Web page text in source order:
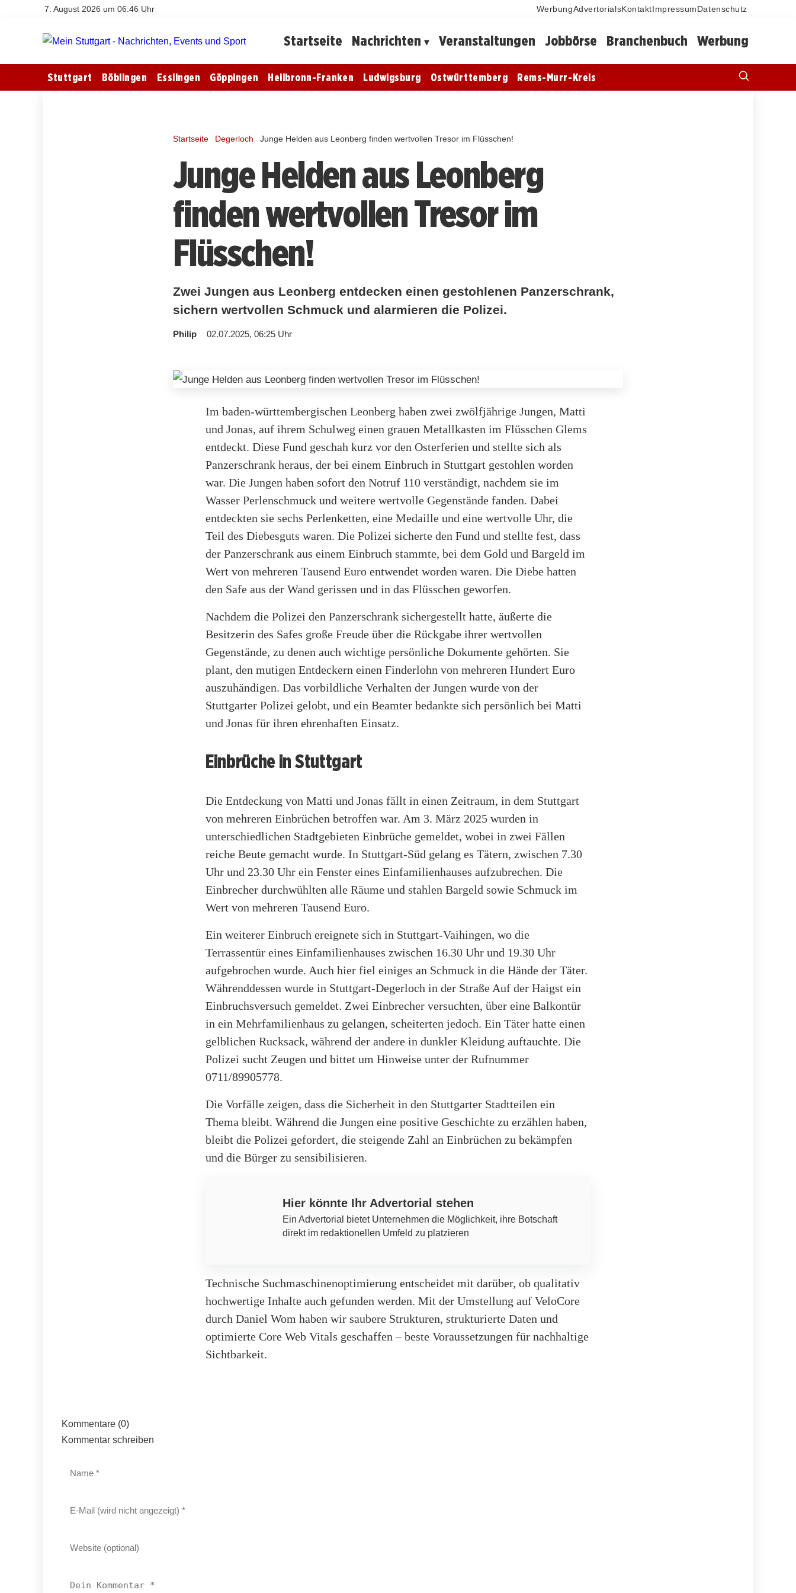
7. August 2026 um 06:46 Uhr WerbungAdvertorialsKontakt Impressum Datenschutz
Startseite Nachrichten Veranstaltungen Jobbörse Branchenbuch Werbung
Stuttgart Böblingen Esslingen Göppingen Heilbronn-Franken Ludwigsburg Ostwürttemberg Rems-Murr-Kreis
Startseite Degerloch Junge Helden aus Leonberg finden wertvollen Tresor im Flüsschen!
Junge Helden aus Leonberg
finden wertvollen Tresor im
Flüsschen!
Zwei Jungen aus Leonberg entdecken einen gestohlenen Panzerschrank,
sichern wertvollen Schmuck und alarmieren die Polizei.
Philip 02.07.2025, 06:25 Uhr
Im baden-württembergischen Leonberg haben zwei zwölfjährige Jungen, Matti
und Jonas, auf ihrem Schulweg einen grauen Metallkasten im Flüsschen Glems
entdeckt. Diese Fund geschah kurz vor den Osterferien und stellte sich als
Panzerschrank heraus, der bei einem Einbruch in Stuttgart gestohlen worden
war. Die Jungen haben sofort den Notruf 110 verständigt, nachdem sie im
Wasser Perlenschmuck und weitere wertvolle Gegenstände fanden. Dabei
entdeckten sie sechs Perlenketten, eine Medaille und eine wertvolle Uhr, die
Teil des Diebesguts waren. Die Polizei sicherte den Fund und stellte fest, dass
der Panzerschrank aus einem Einbruch stammte, bei dem Gold und Bargeld im
Wert von mehreren Tausend Euro entwendet worden waren. Die Diebe hatten
den Safe aus der Wand gerissen und in das Flüsschen geworfen.
Nachdem die Polizei den Panzerschrank sichergestellt hatte, äußerte die
Besitzerin des Safes große Freude über die Rückgabe ihrer wertvollen
Gegenstände, zu denen auch wichtige persönliche Dokumente gehörten. Sie
plant, den mutigen Entdeckern einen Finderlohn von mehreren Hundert Euro
auszuhändigen. Das vorbildliche Verhalten der Jungen wurde von der
Stuttgarter Polizei gelobt, und ein Beamter bedankte sich persönlich bei Matti
und Jonas für ihren ehrenhaften Einsatz.
Einbrüche in Stuttgart
Die Entdeckung von Matti und Jonas fällt in einen Zeitraum, in dem Stuttgart
von mehreren Einbrüchen betroffen war. Am 3. März 2025 wurden in
unterschiedlichen Stadtgebieten Einbrüche gemeldet, wobei in zwei Fällen
reiche Beute gemacht wurde. In Stuttgart-Süd gelang es Tätern, zwischen 7.30
Uhr und 23.30 Uhr ein Fenster eines Einfamilienhauses aufzubrechen. Die
Einbrecher durchwühlten alle Räume und stahlen Bargeld sowie Schmuck im
Wert von mehreren Tausend Euro.
Ein weiterer Einbruch ereignete sich in Stuttgart-Vaihingen, wo die
Terrassentür eines Einfamilienhauses zwischen 16.30 Uhr und 19.30 Uhr
aufgebrochen wurde. Auch hier fiel einiges an Schmuck in die Hände der Täter.
Währenddessen wurde in Stuttgart-Degerloch in der Straße Auf der Haigst ein
Einbruchsversuch gemeldet. Zwei Einbrecher versuchten, über eine Balkontür
in ein Mehrfamilienhaus zu gelangen, scheiterten jedoch. Ein Täter hatte einen
gelblichen Rucksack, während der andere in dunkler Kleidung auftauchte. Die
Polizei sucht Zeugen und bittet um Hinweise unter der Rufnummer
0711/89905778.
Die Vorfälle zeigen, dass die Sicherheit in den Stuttgarter Stadtteilen ein
Thema bleibt. Während die Jungen eine positive Geschichte zu erzählen haben,
bleibt die Polizei gefordert, die steigende Zahl an Einbrüchen zu bekämpfen
und die Bürger zu sensibilisieren.
Hier könnte Ihr Advertorial stehen
Ein Advertorial bietet Unternehmen die Möglichkeit, ihre Botschaft
direkt im redaktionellen Umfeld zu platzieren
Technische Suchmaschinenoptimierung entscheidet mit darüber, ob qualitativ
hochwertige Inhalte auch gefunden werden. Mit der Umstellung auf VeloCore
durch Daniel Wom haben wir saubere Strukturen, strukturierte Daten und
optimierte Core Web Vitals geschaffen – beste Voraussetzungen für nachhaltige
Sichtbarkeit.
Kommentare (0)
Kommentar schreiben